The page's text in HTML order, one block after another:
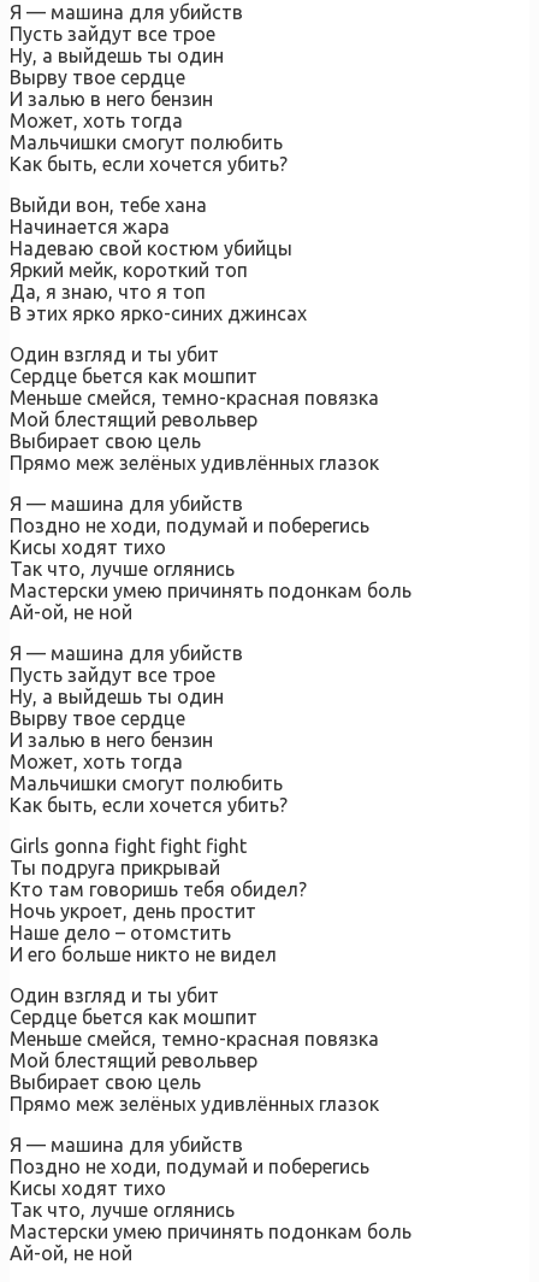
Я — машина для убийств
Пусть зайдут все трое
Ну, а выйдешь ты один
Вырву твое сердце
И залью в него бензин
Может, хоть тогда
Мальчишки смогут полюбить
Как быть, если хочется убить?
Выйди вон, тебе хана
Начинается жара
Надеваю свой костюм убийцы
Яркий мейк, короткий топ
Да, я знаю, что я топ
В этих ярко ярко-синих джинсах
Один взгляд и ты убит
Сердце бьется как мошпит
Меньше смейся, темно-красная повязка
Мой блестящий револьвер
Выбирает свою цель
Прямо меж зелёных удивлённых глазок
Я — машина для убийств
Поздно не ходи, подумай и поберегись
Кисы ходят тихо
Так что, лучше оглянись
Мастерски умею причинять подонкам боль
Ай-ой, не ной
Я — машина для убийств
Пусть зайдут все трое
Ну, а выйдешь ты один
Вырву твое сердце
И залью в него бензин
Может, хоть тогда
Мальчишки смогут полюбить
Как быть, если хочется убить?
Girls gonna fight fight fight
Ты подруга прикрывай
Кто там говоришь тебя обидел?
Ночь укроет, день простит
Наше дело – отомстить
И его больше никто не видел
Один взгляд и ты убит
Сердце бьется как мошпит
Меньше смейся, темно-красная повязка
Мой блестящий револьвер
Выбирает свою цель
Прямо меж зелёных удивлённых глазок
Я — машина для убийств
Поздно не ходи, подумай и поберегись
Кисы ходят тихо
Так что, лучше оглянись
Мастерски умею причинять подонкам боль
Ай-ой, не ной